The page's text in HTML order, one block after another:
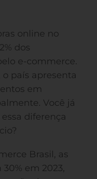
online no
dos
e-commerce.
o país apresenta
em
Você já
diferença
Brasil, as
em 2023,